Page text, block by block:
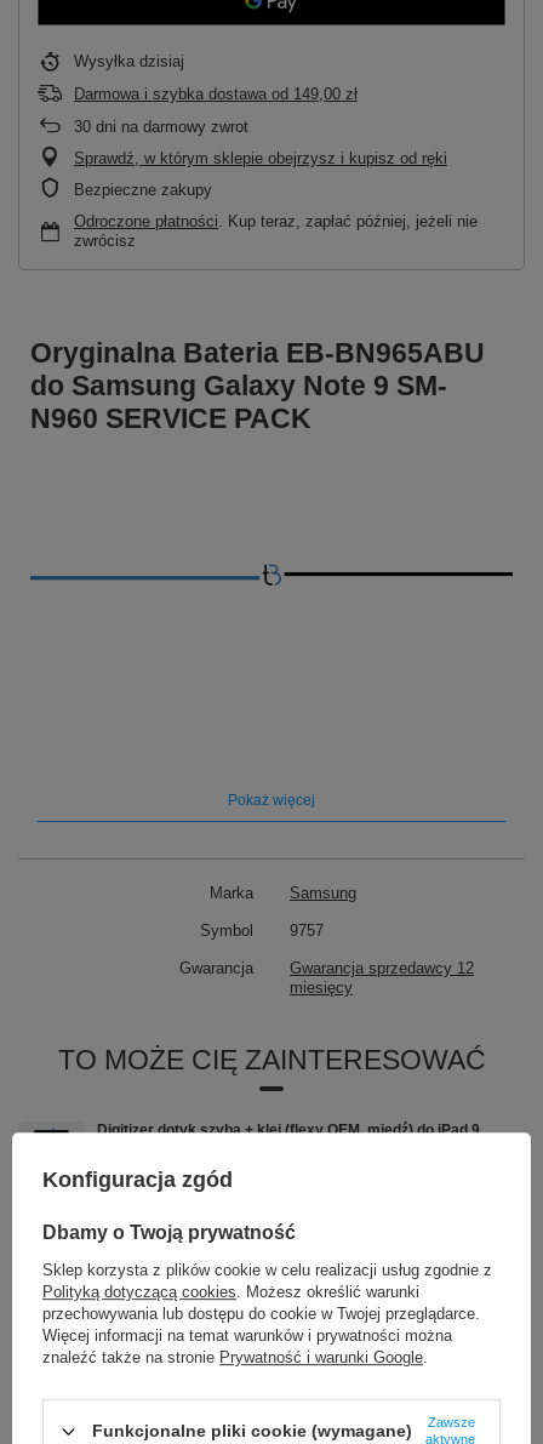
Wysyłka dzisiaj
Darmowa i szybka dostawa od 149,00 zł
30 dni na darmowy zwrot
Sprawdź, w którym sklepie obejrzysz i kupisz od ręki
Bezpieczne zakupy
Odroczone płatności . Kup teraz, zapłać później, jeżeli nie
zwrócisz
Oryginalna Bateria EB-BN965ABU
do Samsung Galaxy Note 9 SM-
N960 SERVICE PACK
➡️ Przewaga oryginalnej baterii, nad
tańszymi zamiennikami:
✅ Gwarancja jakości i bezpieczeństwa
✅ Wysoka wydajność i komfort użytkowania
Pokaż więcej
Marka Samsung
Symbol 9757
Gwarancja
Gwarancja sprzedawcy 12
miesięcy
TO MOŻE CIĘ ZAINTERESOWAĆ
Digitizer dotyk szyba + klej (flexy OEM, miedź) do iPad 9
59,00 zł / szt.
31,90 zł
Oryginalny wyświetlacz ekran dotykowy LCD Vivo Y20 2020
Y20s Y20i V2029
54,90 zł / szt.
54,90 zł
Konfiguracja zgód
Dbamy o Twoją prywatność
Sklep korzysta z plików cookie w celu realizacji usług zgodnie z
Polityką dotyczącą cookies. Możesz określić warunki
przechowywania lub dostępu do cookie w Twojej przeglądarce.
Więcej informacji na temat warunków i prywatności można
znaleźć także na stronie Prywatność i warunki Google.
Funkcjonalne pliki cookie (wymagane)
Zawsze
aktywne